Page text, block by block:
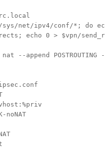
net/ipv4/conf/*; do
echo 0 > $vpn/
--append POSTROUTING